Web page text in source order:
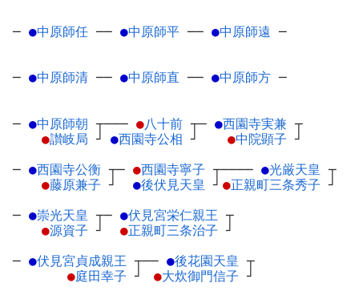
─ ●中原師任 ── ●中原師平 ── ●中原師遠 ─
─ ●中原師清 ── ●中原師直 ── ●中原師方 ─
─ ●中原師朝 ┬
●讃岐局 ┘
─── ●八十前 ┬
●西園寺公相 ┘
─ ●西園寺実兼 ┬
●中院顕子 ┘
─ ●西園寺公衡 ┬
●藤原兼子 ┘
─ ●西園寺寧子 ┬
●後伏見天皇 ┘
──── ●光厳天皇 ┬
●正親町三条秀子 ┘
─ ●崇光天皇 ┬
●源資子 ┘
─ ●伏見宮栄仁親王 ┬
●正親町三条治子 ┘
─ ●伏見宮貞成親王 ┬
●庭田幸子 ┘
── ●後花園天皇 ┬
●大炊御門信子 ┘